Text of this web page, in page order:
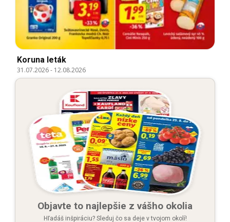
Koruna leták
31.07.2026- 12.08.2026
Objavte to najlepšie z vášho okolia
Hľadáš inšpiráciu? Sleduj čo sa deje v tvojom okolí!